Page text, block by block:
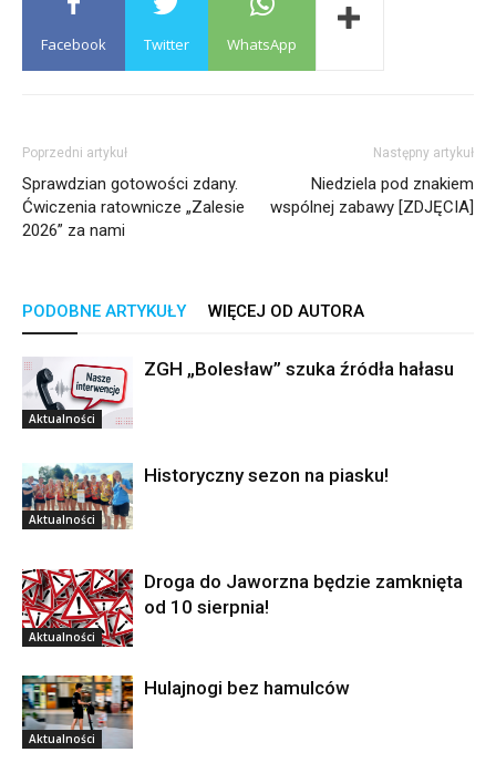
Facebook Twitter WhatsApp
Poprzedni artykuł
Sprawdzian gotowości zdany.
Ćwiczenia ratownicze „Zalesie
2026” za nami
Następny artykuł
Niedziela pod znakiem
wspólnej zabawy [ZDJĘCIA]
PODOBNE ARTYKUŁY WIĘCEJ OD AUTORA
Aktualności
ZGH „Bolesław” szuka źródła hałasu
Aktualności
Historyczny sezon na piasku!
Aktualności
Droga do Jaworzna będzie zamknięta
od 10 sierpnia!
Aktualności
Hulajnogi bez hamulców